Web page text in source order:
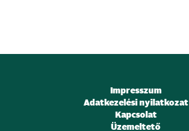
Impresszum
Adatkezelési nyilatkozat
Kapcsolat
Üzemeltető